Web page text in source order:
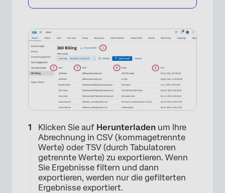
Klicken Sie auf Herunterladen um Ihre
Abrechnung in CSV (kommagetrennte
Werte) oder TSV (durch Tabulatoren
getrennte Werte) zu exportieren. Wenn
Sie Ergebnisse filtern und dann
exportieren, werden nur die gefilterten
Ergebnisse exportiert.